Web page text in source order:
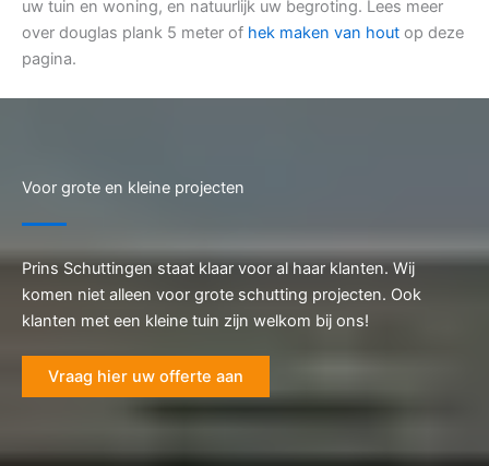
uw tuin en woning, en natuurlijk uw begroting. Lees meer
over douglas plank 5 meter of hek maken van hout op deze
pagina.
Voor grote en kleine projecten
Prins Schuttingen staat klaar voor al haar klanten. Wij
komen niet alleen voor grote schutting projecten. Ook
klanten met een kleine tuin zijn welkom bij ons!
Vraag hier uw offerte aan